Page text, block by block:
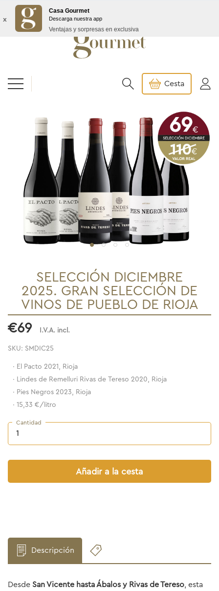
Envío GRATIS a partir de 99€/145€ Baleares
Cesta
SELECCIÓN DICIEMBRE
2025. GRAN SELECCIÓN DE
VINOS DE PUEBLO DE RIOJA
€69
I.V.A. incl.
SKU: SMDIC25
· El Pacto 2021, Rioja
·
Lindes de Remelluri Rivas de Tereso 2020, Rioja
· Pies Negros 2023, Rioja
· 15,33 €/litro
Cantidad
Añadir a la cesta
Descripción
Desde San Vicente hasta Ábalos y Rivas de Tereso, esta
x
Casa Gourmet
Descarga nuestra app
Ventajas y sorpresas en exclusiva